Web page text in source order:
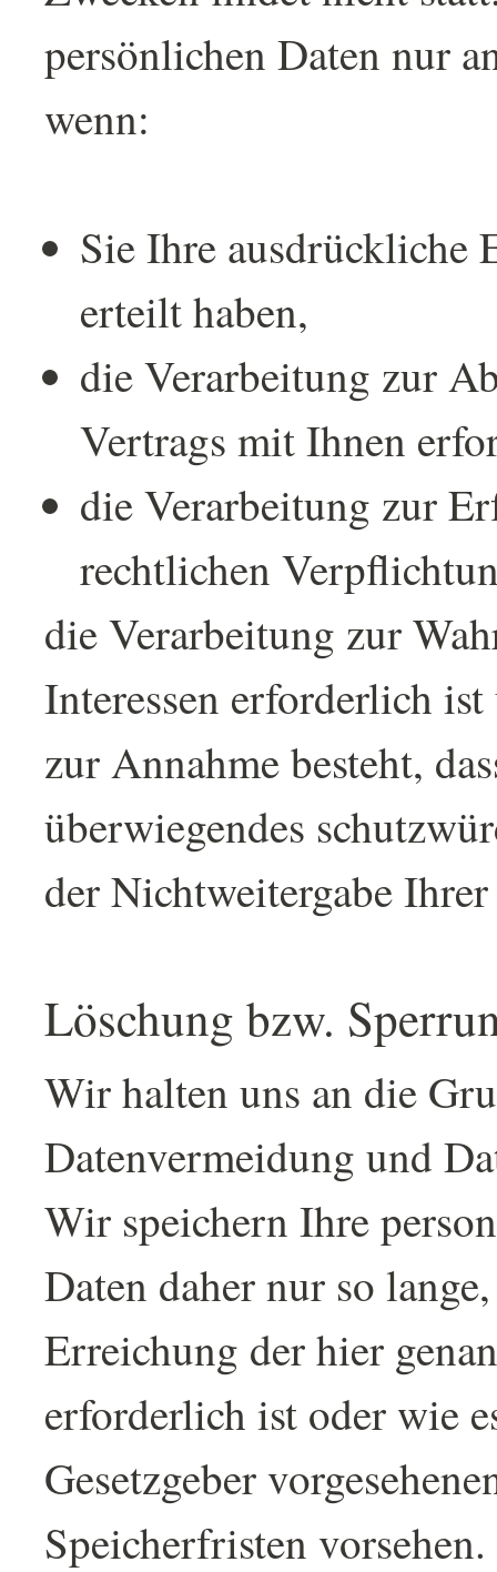
persönlichen Daten nur
wenn:
Sie Ihre ausdrückliche
erteilt haben,
die Verarbeitung zur
Vertrags mit Ihnen
die Verarbeitung zur
rechtlichen
die Verarbeitung zur
Interessen erforderlich
zur Annahme besteht,
überwiegendes
der Nichtweitergabe
Löschung bzw.
Wir halten uns an die
Datenvermeidung und
Wir speichern Ihre
Daten daher nur so
Erreichung der hier
erforderlich ist oder wie
Gesetzgeber
Speicherfristen